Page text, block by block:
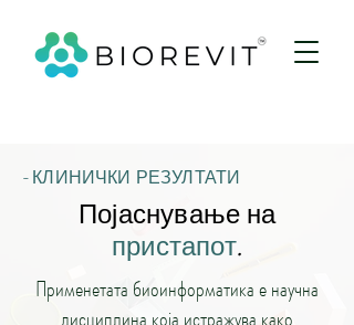
- КЛИНИЧКИ РЕЗУЛТАТИ
Појаснување на
пристапот.
Применетата биоинформатика е научна